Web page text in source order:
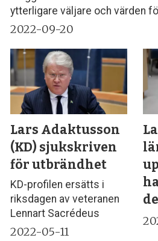
ytterligare väljare och värden
2022-09-20
Lars Adaktusson
(KD) sjukskriven
för utbrändhet
KD-profilen ersätts i
riksdagen av veteranen
Lennart Sacrédeus
2022-05-11